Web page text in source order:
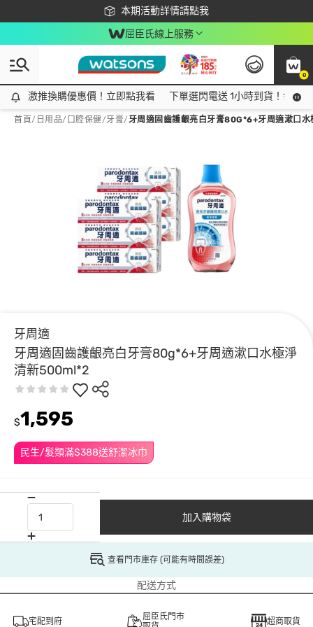
本期活動詳情請點我
下載app最高回饋$350
屈臣氏線上服務
0
激推換購優惠價！立即點我看
激推換購優惠價！立即點我看 下單選閃電送 1小時到貨！領神
首頁/ 日用品/ 口腔保健/牙膏/牙周適固齒護齦亮白牙膏80G*6+牙周適漱口
牙周適
牙周適固齒護齦亮白牙膏80g*6+牙周適漱口水極淨
清新500ml*2
民生/髮類滿$388送舒潔冰巾
$1,595
加入購物袋
查看門市庫存 (可能有時間誤差)
配送方式
宅配到府
屈臣氏門市
超商取貨